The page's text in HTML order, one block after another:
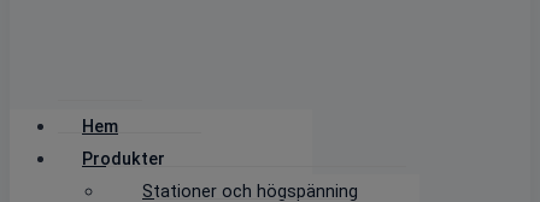
Hem
Produkter
Stationer och högspänning